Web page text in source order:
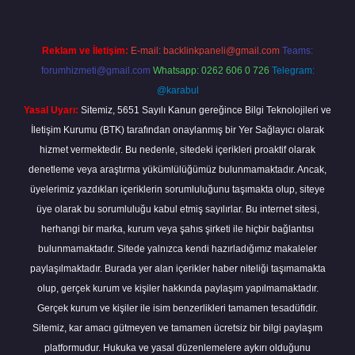
Reklam ve İletişim: E-mail: backlinkpaneli@gmail.com Teams:
forumhizmeti@gmail.com Whatsapp: 0262 606 0 726 Telegram:
@karabul
Yasal Uyarı: Sitemiz, 5651 Sayılı Kanun gereğince Bilgi Teknolojileri ve
İletişim Kurumu (BTK) tarafından onaylanmış bir Yer Sağlayıcı olarak
hizmet vermektedir. Bu nedenle, sitedeki içerikleri proaktif olarak
denetleme veya araştırma yükümlülüğümüz bulunmamaktadır. Ancak,
üyelerimiz yazdıkları içeriklerin sorumluluğunu taşımakta olup, siteye
üye olarak bu sorumluluğu kabul etmiş sayılırlar. Bu internet sitesi,
herhangi bir marka, kurum veya şahıs şirketi ile hiçbir bağlantısı
bulunmamaktadır. Sitede yalnızca kendi hazırladığımız makaleler
paylaşılmaktadır. Burada yer alan içerikler haber niteliği taşımamakta
olup, gerçek kurum ve kişiler hakkında paylaşım yapılmamaktadır.
Gerçek kurum ve kişiler ile isim benzerlikleri tamamen tesadüfidir.
Sitemiz, kar amacı gütmeyen ve tamamen ücretsiz bir bilgi paylaşım
platformudur. Hukuka ve yasal düzenlemelere aykırı olduğunu